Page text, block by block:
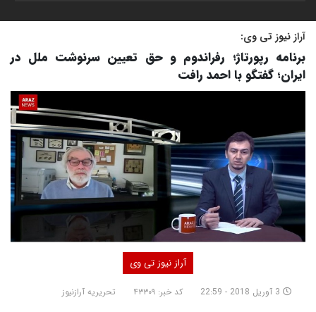
آراز نیوز تی وی:
برنامه رپورتاژ؛ رفراندوم و حق تعیین سرنوشت ملل در
ایران؛ گفتگو با احمد رافت
آراز نیوز تی وی
3 آوریل 2018 - 22:59 کد خبر: ۴۳۳۰۹ تحریریه آرازنیوز